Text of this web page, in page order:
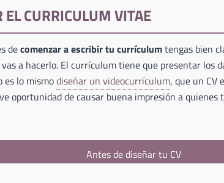
EL CURRICULUM VITAE
decomenzar a escribir tu currículumtengas bien
a hacerlo. El currículum tiene que presentar los
es lo mismodiseñar un videocurrículum, que un CV
oportunidad de causar buena impresión a
Antes de diseñar tu CV